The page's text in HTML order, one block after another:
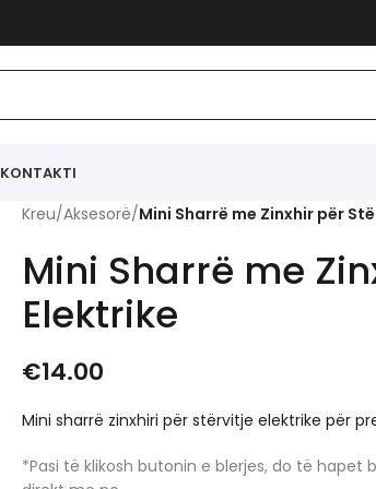
KONTAKTI
Kreu/Aksesorë/Mini Sharrë me Zinxhir për
Mini Sharrë me
Elektrike
€14.00
Mini sharrë zinxhiri për stërvitje elektrike për
*Pasi të klikosh butonin e blerjes, do të